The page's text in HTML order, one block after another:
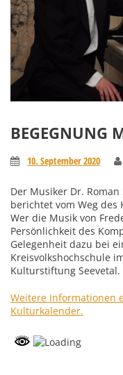
BEGEGNUNG
10. September 2020
Der Musiker Dr.
berichtet vom Weg des
Wer die Musik von
Persönlichkeit des
Gelegenheit dazu bei
Kreisvolkshochschule
Kulturstiftung Seevetal.
Weitere Informationen
Kulturkalender.